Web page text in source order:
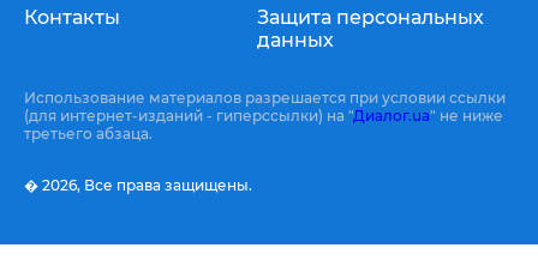
Контакты
Защита персональных
данных
Использование материалов разрешается при условии ссылки
(для интернет-изданий - гиперссылки) на "Диалог.ua" не ниже
третьего абзаца.
� 2026, Все права защищены.